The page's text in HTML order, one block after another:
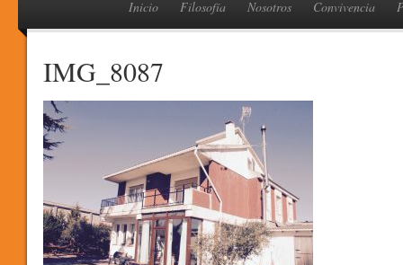
Inicio Filosofía Nosotros Convivencia
IMG_8087